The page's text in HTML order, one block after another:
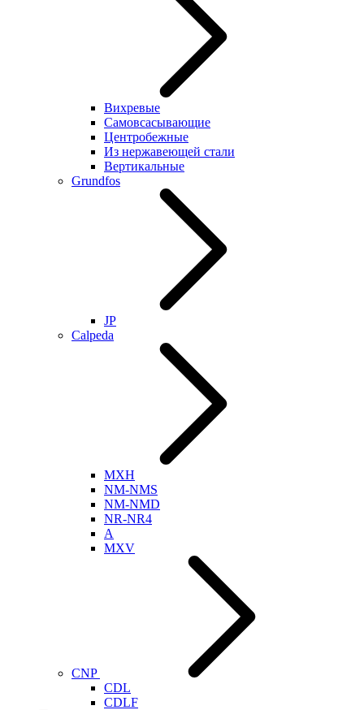
Вихревые
Самовсасывающие
Центробежные
Из нержавеющей стали
Вертикальные
Grundfos
JP
Calpeda
MXH
NM-NMS
NM-NMD
NR-NR4
A
MXV
CNP
CDL
CDLF